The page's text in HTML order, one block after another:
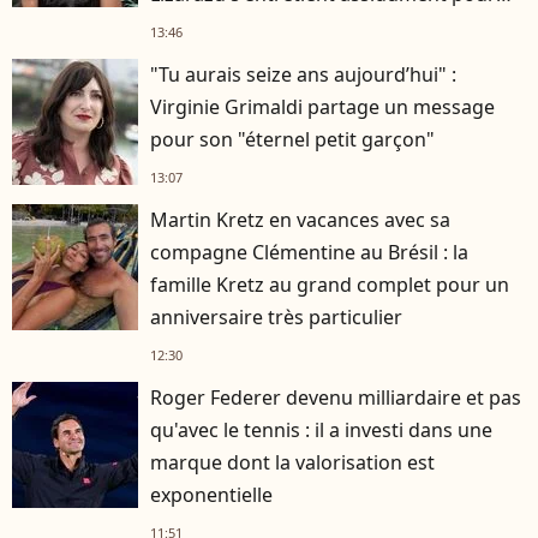
rester musclé à 56 ans ?
13:46
"Tu aurais seize ans aujourd’hui" :
Virginie Grimaldi partage un message
pour son "éternel petit garçon"
13:07
Martin Kretz en vacances avec sa
compagne Clémentine au Brésil : la
famille Kretz au grand complet pour un
anniversaire très particulier
12:30
Roger Federer devenu milliardaire et pas
qu'avec le tennis : il a investi dans une
marque dont la valorisation est
exponentielle
11:51